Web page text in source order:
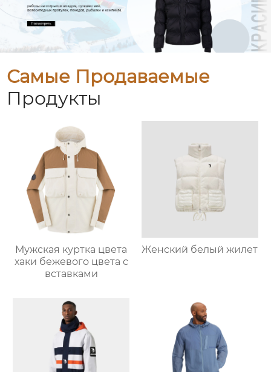
Самые Продаваемые
Продукты
Мужская куртка цвета
хаки бежевого цвета с
вставками
Женский белый жилет